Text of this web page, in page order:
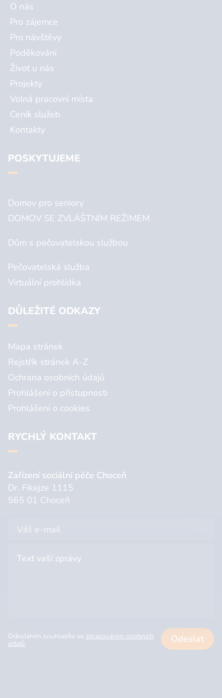
O nás
Pro zájemce
Pro návštěvy
Poděkování
Život u nás
Projekty
Volná pracovní místa
Ceník služeb
Kontakty
POSKYTUJEME
Domov pro seniory
DOMOV SE ZVLÁŠTNÍM REŽIMEM
Dům s pečovatelskou službou
Pečovatelská služba
Virtuální prohlídka
DŮLEŽITÉ ODKAZY
Mapa stránek
Rejstřík stránek A-Z
Ochrana osobních údajů
Prohlášení o přístupnosti
Prohlášení o cookies
RYCHLÝ KONTAKT
Zařízení sociální péče Choceň
Dr. Fikejze 1115
565 01 Choceň
Odesláním souhlasíte se zpracováním osobních
údajů. Odeslat